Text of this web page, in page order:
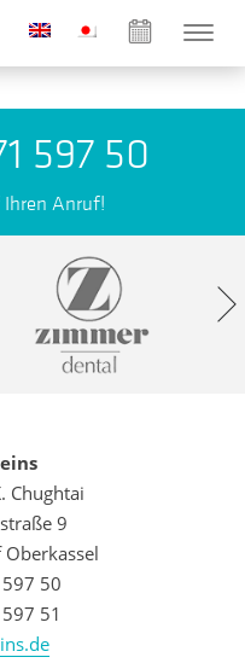
597 50
Anruf!
Chughtai
9
50
51